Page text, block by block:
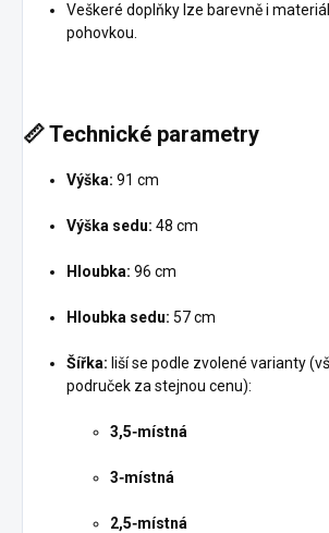
Veškeré doplňky lze barevně i
pohovkou.
📏Technické parametry
Výška: 91 cm
Výška sedu: 48 cm
Hloubka: 96 cm
Hloubka sedu: 57 cm
Šířka: liší se podle zvolené varianty
područek za stejnou cenu):
3,5‑místná
3‑místná
2,5‑místná